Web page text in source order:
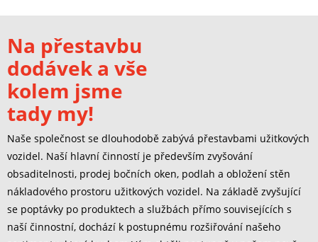
Na přestavbu
dodávek a vše
kolem jsme
tady my!
Naše společnost se dlouhodobě zabývá přestavbami užitkových
vozidel. Naší hlavní činností je především zvyšování
obsaditelnosti, prodej bočních oken, podlah a obložení stěn
nákladového prostoru užitkových vozidel. Na základě zvyšující
se poptávky po produktech a službách přímo souvisejících s
naší činnostní, dochází k postupnému rozšiřování našeho